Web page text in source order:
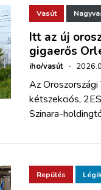
Vasút
Itt az új
gigaerős
iho/vasút ·
Az
kétszekciós,
Szinara-
Repülés